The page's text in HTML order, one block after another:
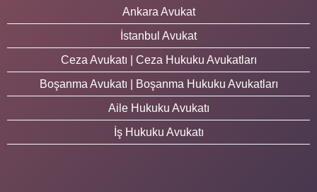
Ankara Avukat
İstanbul Avukat
Ceza Avukatı | Ceza Hukuku Avukatları
Boşanma Avukatı | Boşanma Hukuku Avukatları
Aile Hukuku Avukatı
İş Hukuku Avukatı